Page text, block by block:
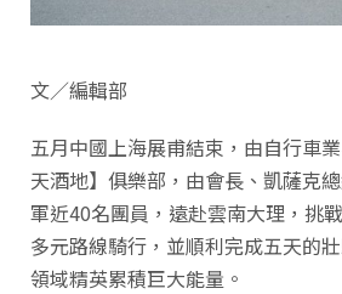
文／編輯部
五月中國上海展甫結束，由自行車
天酒地】俱樂部，由會長、凱薩克
軍近40名團員，遠赴雲南大理，挑
多元路線騎行，並順利完成五天的
領域精英累積巨大能量。